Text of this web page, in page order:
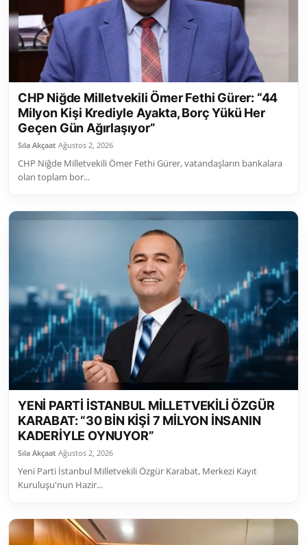
CHP Niğde Milletvekili Ömer Fethi Gürer: “44
Milyon Kişi Krediyle Ayakta, Borç Yükü Her
Geçen Gün Ağırlaşıyor”
Sıla Akçaat Ağustos 2, 2026
CHP Niğde Milletvekili Ömer Fethi Gürer, vatandaşların bankalara
olan toplam bor...
YENİ PARTİ İSTANBUL MİLLETVEKİLİ ÖZGÜR
KARABAT: “30 BİN KİŞİ 7 MİLYON İNSANIN
KADERİYLE OYNUYOR”
Sıla Akçaat Ağustos 2, 2026
Yeni Parti İstanbul Milletvekili Özgür Karabat, Merkezi Kayıt
Kuruluşu'nun Hazir...